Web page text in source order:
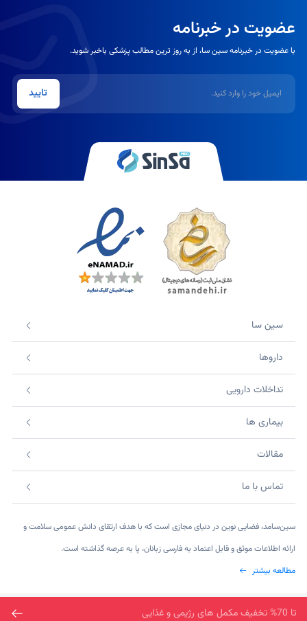
ارسال رایگان خرید بالای دو میلیون تومان
عضویت در خبرنامه
با عضویت در خبرنامه سین سا، از به روز ترین مطالب پزشکی باخبر شوید.
تایید
سین سا
داروها
تداخلات دارویی
بیماری ها
مقالات
تماس با ما
سین‌سامد، فضایی نوین در دنیای مجازی است که با هدف ارتقای دانش عمومی سلامت و
ارائه اطلاعات موثق و قابل اعتماد به فارسی زبانان، پا به عرصه گذاشته است.
مطالعه بیشتر
©2026 SinsaMed. All rights reserved.